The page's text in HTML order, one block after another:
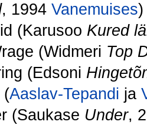
, 1994 Vanemuises)
(Karusoo Kured
(Widmeri Top
(Edsoni
(Aaslav-Tepandi ja
(Saukase Under,